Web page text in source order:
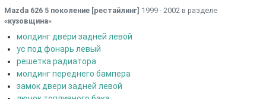
Mazda 626 5 поколение [рестайлинг] 1999 - 2002 в разделе
«кузовщина»
молдинг двери задней левой
ус под фонарь левый
решетка радиатора
молдинг переднего бампера
замок двери задней левой